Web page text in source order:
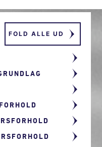
FOLD ALLE UD